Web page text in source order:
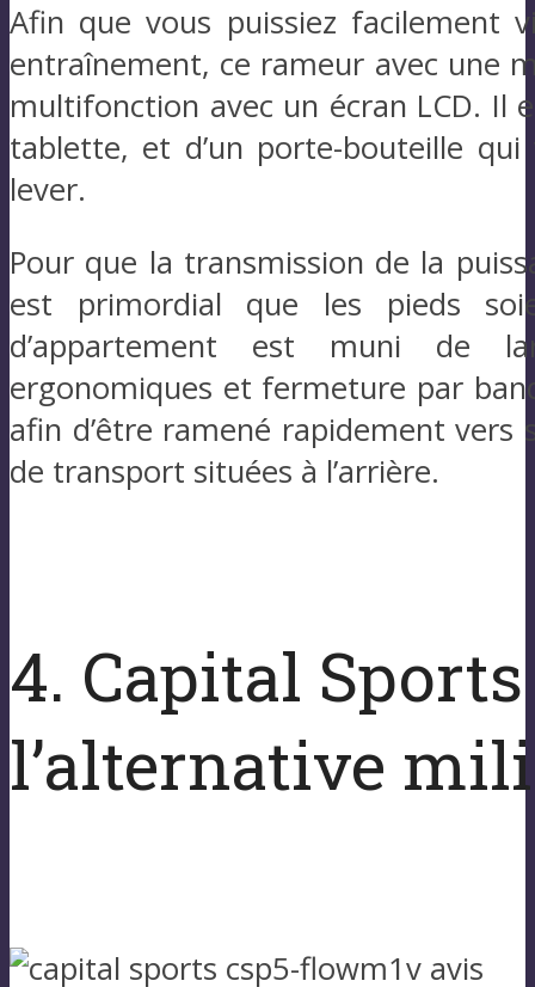
Afin que vous puissiez facilement
entraînement, ce rameur avec une
multifonction avec un écran LCD. Il
tablette, et d’un porte-bouteille
lever.
Pour que la transmission de la
est primordial que les pieds
d’appartement est muni de
ergonomiques et fermeture par
afin d’être ramené rapidement vers
de transport situées à l’arrière.
4. Capital
l’alternative